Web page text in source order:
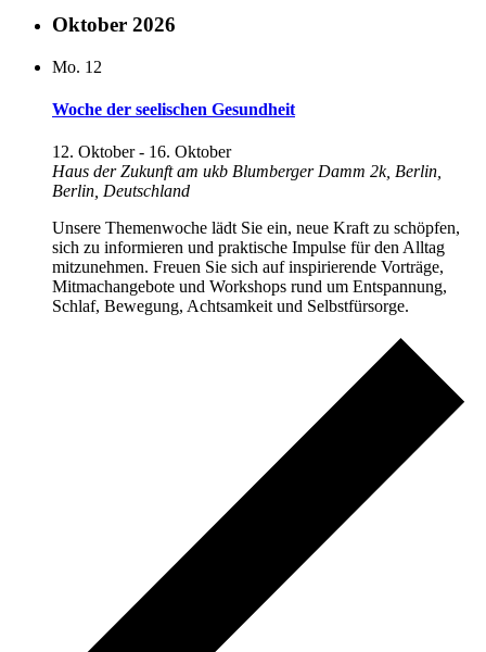
Oktober 2026
Mo. 12
Woche der seelischen Gesundheit
12. Oktober- 16. Oktober
Haus der Zukunft am ukb Blumberger Damm 2k, Berlin,
Berlin, Deutschland
Unsere Themenwoche lädt Sie ein, neue Kraft zu schöpfen,
sich zu informieren und praktische Impulse für den Alltag
mitzunehmen. Freuen Sie sich auf inspirierende Vorträge,
Mitmachangebote und Workshops rund um Entspannung,
Schlaf, Bewegung, Achtsamkeit und Selbstfürsorge.